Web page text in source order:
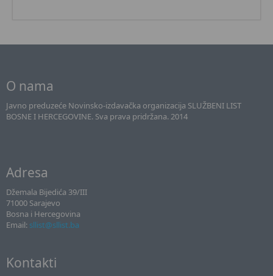
O nama
Javno preduzeće Novinsko-izdavačka organizacija SLUŽBENI LIST
BOSNE I HERCEGOVINE. Sva prava pridržana. 2014
Adresa
Džemala Bijedića 39/III
71000 Sarajevo
Bosna i Hercegovina
Email: sllist@sllist.ba
Kontakti